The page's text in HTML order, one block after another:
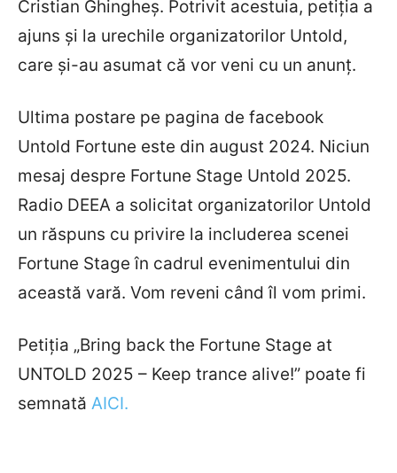
Cristian Ghingheș. Potrivit acestuia, petiția a
ajuns și la urechile organizatorilor Untold,
care și-au asumat că vor veni cu un anunț.
Ultima postare pe pagina de facebook
Untold Fortune este din august 2024. Niciun
mesaj despre Fortune Stage Untold 2025.
Radio DEEA a solicitat organizatorilor Untold
un răspuns cu privire la includerea scenei
Fortune Stage în cadrul evenimentului din
această vară. Vom reveni când îl vom primi.
Petiția „Bring back the Fortune Stage at
UNTOLD 2025 – Keep trance alive!” poate fi
semnată AICI.